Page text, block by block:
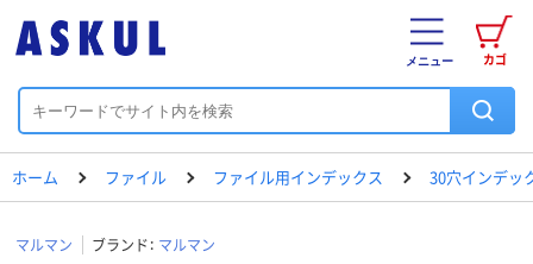
カゴ
メニュー
ホーム ファイル ファイル用インデックス 30穴インデッ
マルマン ブランド： マルマン